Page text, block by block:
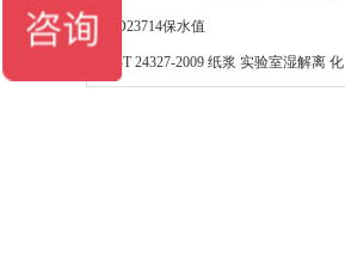
常规纸页成型器法
ISO23714保水值
GBT 24327-2009 纸浆 实验室湿解离 化